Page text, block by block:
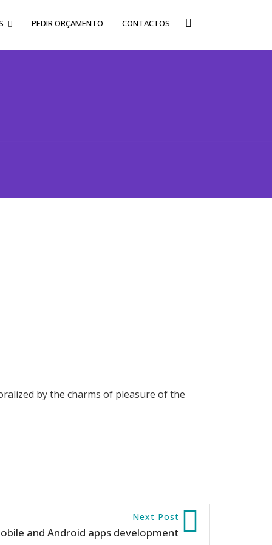
PEDIR ORÇAMENTO CONTACTOS
by the charms of pleasure of the
Next Post
and Android apps development